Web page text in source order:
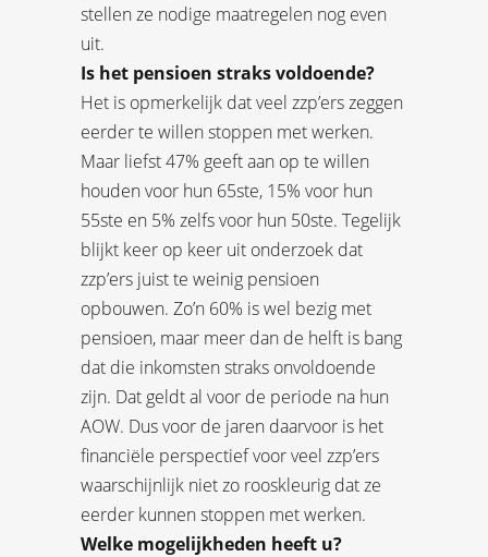
stellen ze nodige maatregelen nog even
uit.
Is het pensioen straks voldoende?
Het is opmerkelijk dat veel zzp’ers zeggen
eerder te willen stoppen met werken.
Maar liefst 47% geeft aan op te willen
houden voor hun 65ste, 15% voor hun
55ste en 5% zelfs voor hun 50ste. Tegelijk
blijkt keer op keer uit onderzoek dat
zzp’ers juist te weinig pensioen
opbouwen. Zo’n 60% is wel bezig met
pensioen, maar meer dan de helft is bang
dat die inkomsten straks onvoldoende
zijn. Dat geldt al voor de periode na hun
AOW. Dus voor de jaren daarvoor is het
financiële perspectief voor veel zzp’ers
waarschijnlijk niet zo rooskleurig dat ze
eerder kunnen stoppen met werken.
Welke mogelijkheden heeft u?